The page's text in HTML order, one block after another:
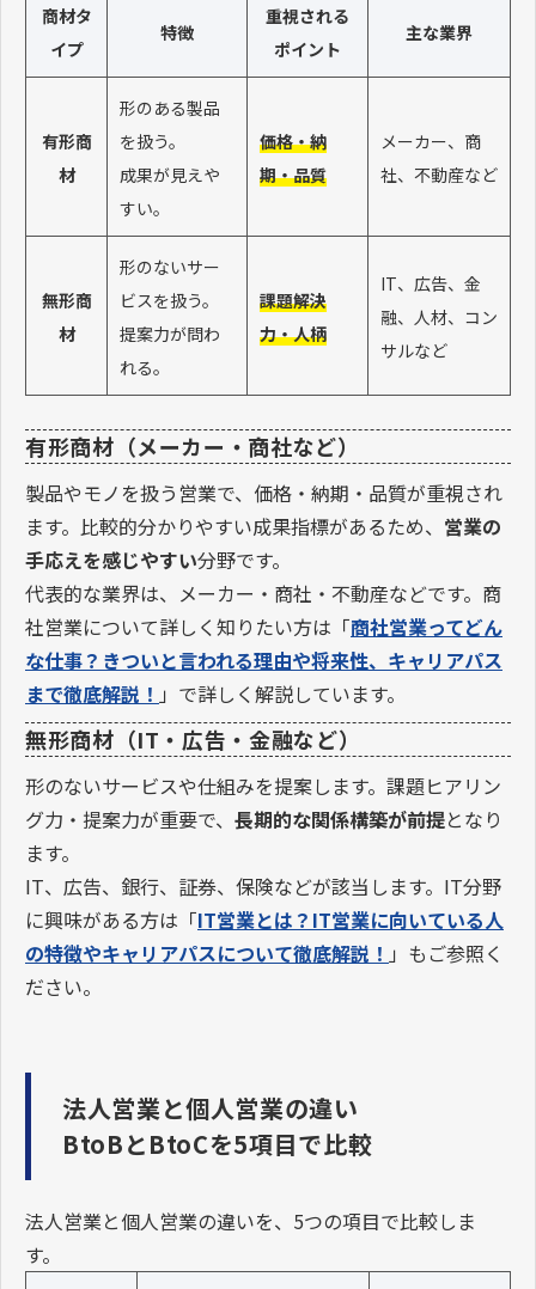
商材タ
イプ
特徴
重視される
ポイント
主な業界
有形商
材
形のある製品
を扱う。
成果が見えや
すい。
価格・納
期・品質
メーカー、商
社、不動産など
無形商
材
形のないサー
ビスを扱う。
提案力が問わ
れる。
課題解決
力・人柄
IT、広告、金
融、人材、コン
サルなど
有形商材（メーカー・商社など）
製品やモノを扱う営業で、価格・納期・品質が重視され
ます。比較的分かりやすい成果指標があるため、 営業の
手応えを感じやすい分野です。
代表的な業界は、メーカー・商社・不動産などです。商
社営業について詳しく知りたい方は「商社営業ってどん
な仕事？きついと言われる理由や将来性、キャリアパス
まで徹底解説！ 」で詳しく解説しています。
無形商材（IT・広告・金融など）
形のないサービスや仕組みを提案します。課題ヒアリン
グ力・提案力が重要で、 長期的な関係構築が前提となり
ます。
IT、広告、銀行、証券、保険などが該当します。IT分野
に興味がある方は「IT営業とは？IT営業に向いている人
の特徴やキャリアパスについて徹底解説！ 」もご参照く
ださい。
法人営業と個人営業の違い
BtoBとBtoCを5項目で比較
法人営業と個人営業の違いを、5つの項目で比較しま
す。